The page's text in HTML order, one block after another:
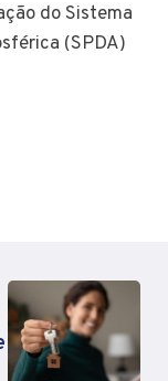
do Sistema
(SPDA)